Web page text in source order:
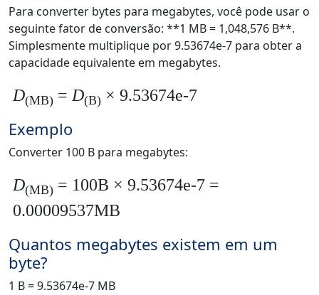
Para converter bytes para megabytes, você pode usar o
seguinte fator de conversão: **1 MB = 1,048,576 B**.
Simplesmente multiplique por 9.53674e-7 para obter a
capacidade equivalente em megabytes.
D(MB) =D(B) × 9.53674e-7
Exemplo
Converter 100 B para megabytes:
D(MB) = 100B × 9.53674e-7 =
0.00009537MB
Quantos megabytes existem em um
byte?
1 B = 9.53674e-7 MB